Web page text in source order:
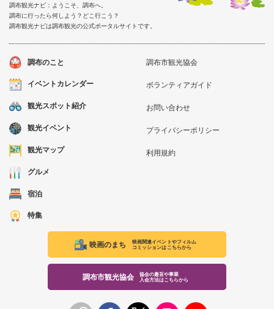
調布観光ナビ：ようこそ、調布へ。
調布に行ったら何しよう？どこ行こう？
調布観光ナビは調布観光の公式ポータルサイトです。
調布のこと
イベントカレンダー
観光スポット紹介
観光イベント
観光マップ
グルメ
宿泊
特集
調布市観光協会
ボランティアガイド
お問い合わせ
プライバシーポリシー
利用規約
映画のまち
映画関連イベントやフィルム
コミッションはこちらから
調布市観光協会
協会の趣旨や事業
入会方法はこちらから